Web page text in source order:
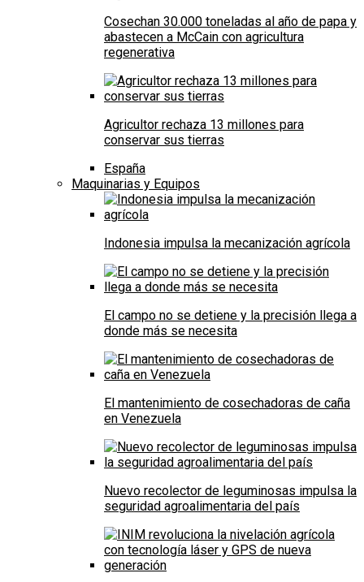
Cosechan 30.000 toneladas al año de papa y
abastecen a McCain con agricultura
regenerativa
Agricultor rechaza 13 millones para
conservar sus tierras
España
Maquinarias y Equipos
Indonesia impulsa la mecanización agrícola
El campo no se detiene y la precisión llega a
donde más se necesita
El mantenimiento de cosechadoras de caña
en Venezuela
Nuevo recolector de leguminosas impulsa la
seguridad agroalimentaria del país